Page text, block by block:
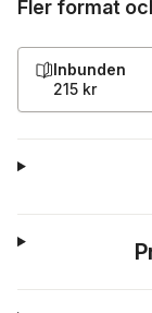
Fler format
Inbunden
215 kr